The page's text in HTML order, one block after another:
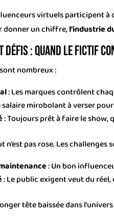
virtuels participent
donner un chiffre,l’industrie
défis : Quand le fictif
nombreux :
: Les marques contrôlent
salaire mirobolant à verser
: Toujours prêt à faire le show,
n’est pas rose. Les challenges
: Un bon
: Le public exigent veut du
tête baissée dans